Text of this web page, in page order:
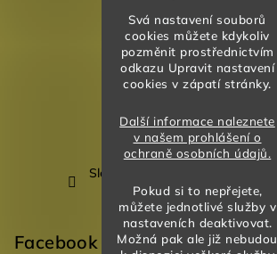
Svá nastavení souborů
cookies můžete kdykoliv
pozměnit prostřednictvím
odkazu Upravit nastavení
cookies v zápatí stránky.
Další informace naleznete
v našem prohlášení o
ochraně osobních údajů.
Pokud si to nepřejete,
můžete jednotlivé služby v
nastaveních deaktivovat.
Možná pak ale již nebudou
Sledovat na Instagramu
Facebook